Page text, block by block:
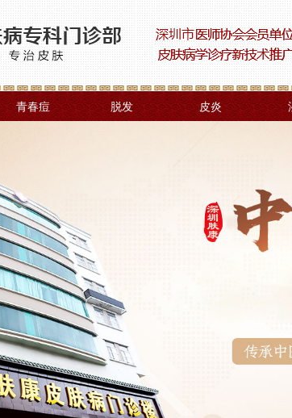
青春痘 脱发 皮炎